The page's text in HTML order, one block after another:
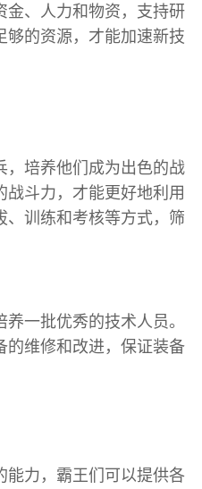
金、人力和物资，支持研
够的资源，才能加速新技
，培养他们成为出色的战
斗力，才能更好地利用
、训练和考核等方式，筛
一批优秀的技术人员。
的维修和改进，保证装备
能力，霸王们可以提供各